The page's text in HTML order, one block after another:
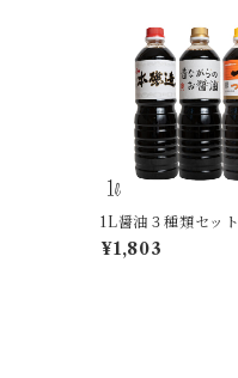
1L醤油３種類セット
¥1,803